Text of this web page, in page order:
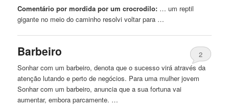
Comentário por mordida por um crocrodilo: … um reptil
gigante no meio do caminho resolvi voltar para …
Barbeiro
2
Sonhar com um barbeiro, denota que o sucesso virá através da
atenção lutando e perto de negócios. Para uma mulher jovem
Sonhar com um barbeiro, anuncia que a sua fortuna vai
aumentar, embora parcamente. …